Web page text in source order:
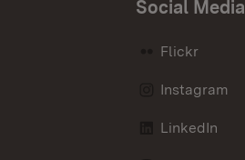
Social Media
Flickr
Instagram
LinkedIn